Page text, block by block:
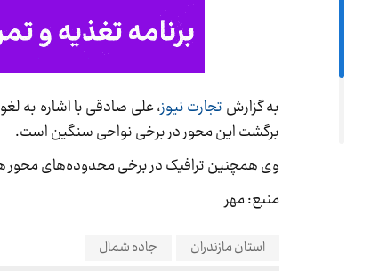
به گزارش تجارت نیوز، علی صادقی با اشاره به
برگشت این محور در برخی نواحی سنگین است.
وی همچنین ترافیک در برخی محدوده‌های محور
منبع: مهر
استان مازندران جاده شمال